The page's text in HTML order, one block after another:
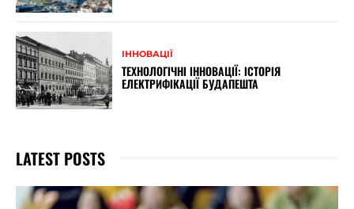
ІННОВАЦІЇ
ТЕХНОЛОГІЧНІ ІННОВАЦІЇ: ІСТОРІЯ
ЕЛЕКТРИФІКАЦІЇ БУДАПЕШТА
LATEST POSTS